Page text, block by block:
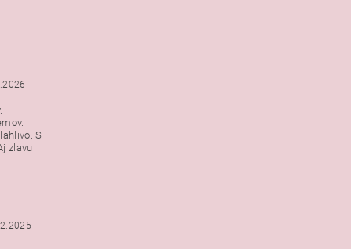
S
zlavu